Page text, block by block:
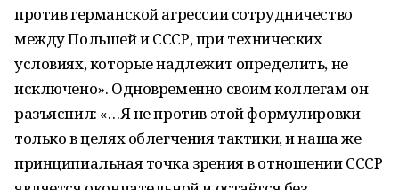
против германской агрессии сотрудничество
между Польшей и СССР, при технических
условиях, которые надлежит определить, не
исключено». Одновременно своим коллегам он
разъяснил: «…Я не против этой формулировки
только в целях облегчения тактики, и наша же
принципиальная точка зрения в отношении СССР